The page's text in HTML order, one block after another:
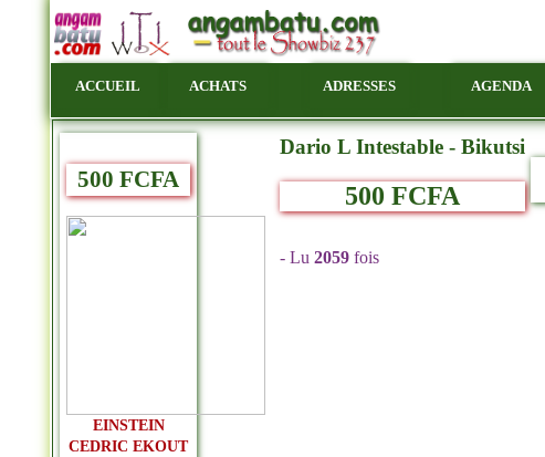
ACCUEIL ACHATS ADRESSES AGENDA
500 FCFA
EINSTEIN
CEDRIC EKOUT
Dario L Intestable - Bikutsi
500 FCFA
- Lu 2059 fois